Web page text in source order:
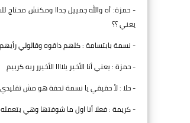
- حمزة: أه والله جمييل جداا ومكنش
يعني ؟؟
- نسمة بابتسامة : كلهم داقوه وقالولي رأيهم
- حمزة : يعني أنا الأخير يلاااا الأخيرر ربه كرييم
- حلا : لأ حقيقي يا نسمة تحفة هو مش
- كريمة : فعلا أنا اول ما شوفتها وهي